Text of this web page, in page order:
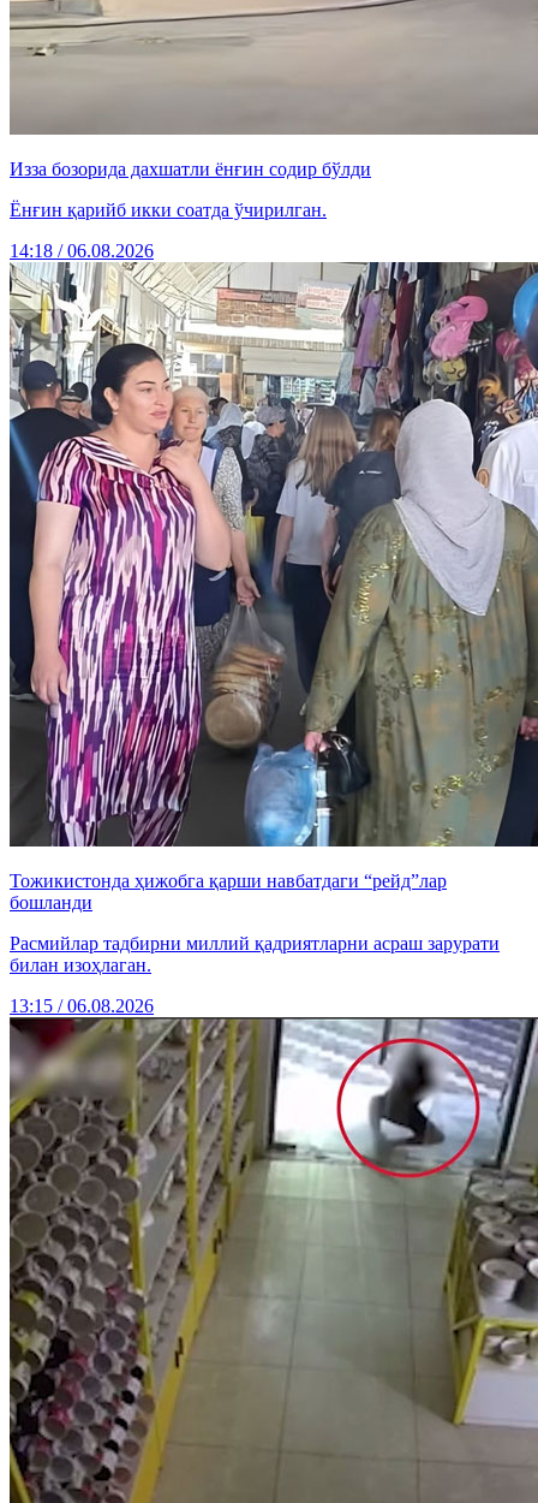
Изза бозорида дахшатли ёнғин содир бўлди
Ёнғин қарийб икки соатда ўчирилган.
14:18 / 06.08.2026
Тожикистонда ҳижобга қарши навбатдаги “рейд”лар
бошланди
Расмийлар тадбирни миллий қадриятларни асраш зарурати
билан изоҳлаган.
13:15 / 06.08.2026